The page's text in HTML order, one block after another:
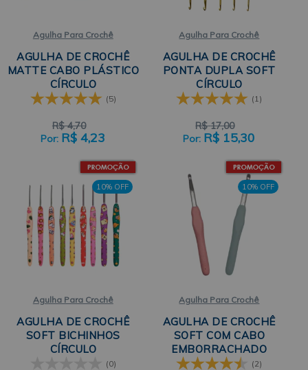
Agulha Para Crochê
AGULHA DE CROCHÊ
MATTE CABO PLÁSTICO
CÍRCULO
(5)
R$ 4,70
R$ 4,23
Agulha Para Crochê
AGULHA DE CROCHÊ
PONTA DUPLA SOFT
CÍRCULO
(1)
R$ 17,00
R$ 15,30
10% OFF
Agulha Para Crochê
AGULHA DE CROCHÊ
SOFT BICHINHOS
CÍRCULO
(0)
10% OFF
Agulha Para Crochê
AGULHA DE CROCHÊ
SOFT COM CABO
EMBORRACHADO
CÍRCULO
(2)